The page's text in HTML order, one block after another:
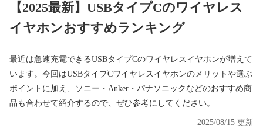
【2025最新】USBタイプCのワイヤレス
イヤホンおすすめランキング
最近は急速充電できるUSBタイプCのワイヤレスイヤホンが増えて
います。今回はUSBタイプCワイヤレスイヤホンのメリットや選ぶ
ポイントに加え、ソニー・Anker・パナソニックなどのおすすめ商
品も合わせて紹介するので、ぜひ参考にしてください。
2025/08/15 更新